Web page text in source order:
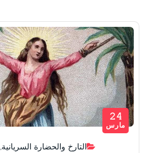
التارخ والحضارة السريانية,
24
مارس